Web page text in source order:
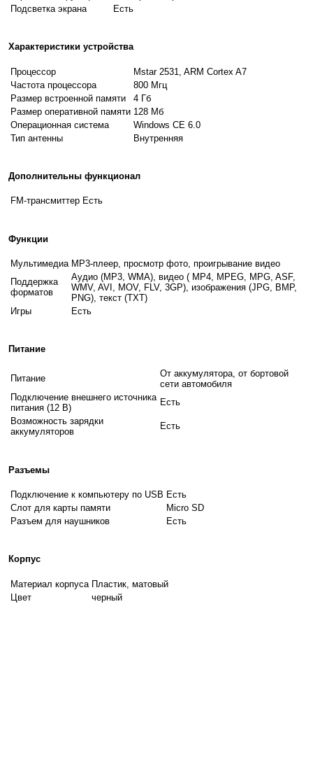
Подсветка экрана
Есть
Характеристики устройства
Процессор
Mstar 2531, ARM Cortex A7
Частота процессора
800 Мгц
Размер встроенной памяти
4 Гб
Размер оперативной памяти 128 Мб
Операционная система
Windows CE 6.0
Тип антенны
Внутренняя
Дополнительны функционал
FM-трансмиттер Есть
Функции
Мультимедиа MP3-плеер, просмотр фото, проигрывание видео
Поддержка
форматов
Аудио (MP3, WMA), видео ( MP4, MPEG, MPG, ASF,
WMV, AVI, MOV, FLV, 3GP), изображения (JPG, BMP,
PNG), текст (TXT)
Игры
Есть
Питание
Питание
От аккумулятора, от бортовой
сети автомобиля
Подключение внешнего источника
питания (12 В)
Есть
Возможность зарядки
аккумуляторов
Есть
Разъемы
Подключение к компьютеру по USB Есть
Слот для карты памяти
Micro SD
Разъем для наушников
Есть
Корпус
Материал корпуса Пластик, матовый
Цвет
черный